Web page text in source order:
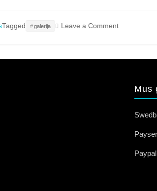
Tagged galerija Leave a Commenton
katinų
unikalus
Mus